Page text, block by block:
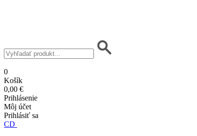
0
Košík
0,00 €
Prihlásenie
Môj účet
Prihlásiť sa
CD